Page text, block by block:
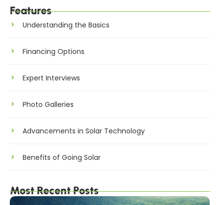
Features
Understanding the Basics
Financing Options
Expert Interviews
Photo Galleries
Advancements in Solar Technology
Benefits of Going Solar
Most Recent Posts